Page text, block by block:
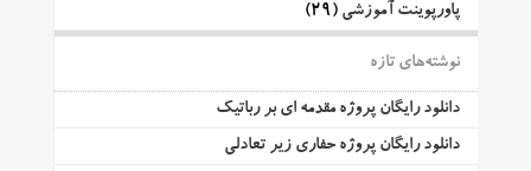
پاورپوینت آموزشی (29)
نوشته‌های تازه
دانلود رایگان پروژه مقدمه ای بر رباتیک
دانلود رایگان پروژه حفاری زیر تعادلی